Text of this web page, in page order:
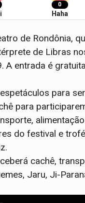
0
Haha
de Rondônia,
de Libras
A entrada é
para
para
do festival e
cachê,
Jaru, Ji-